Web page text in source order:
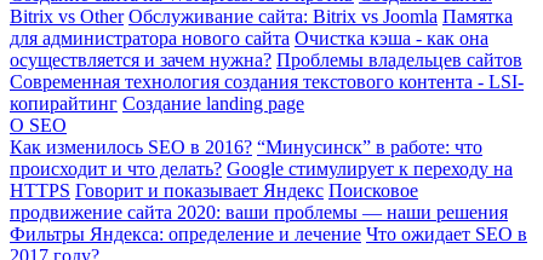
Bitrix vs Other Обслуживание сайта: Bitrix vs Joomla Памятка
для администратора нового сайта Очистка кэша - как она
осуществляется и зачем нужна? Проблемы владельцев сайтов
Современная технология создания текстового контента - LSI-
копирайтинг Создание landing page
О SEO
Как изменилось SEO в 2016? “Минусинск” в работе: что
происходит и что делать? Google стимулирует к переходу на
HTTPS Говорит и показывает Яндекс Поисковое
продвижение сайта 2020: ваши проблемы — наши решения
Фильтры Яндекса: определение и лечение Что ожидает SEO в
2017 году?